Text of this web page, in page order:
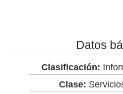
Datos
Clasificación:
Clase: